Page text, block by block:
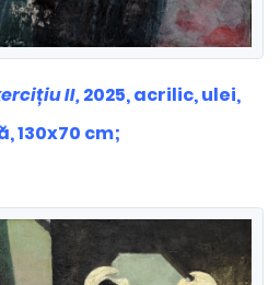
II,2025, acrilic, ulei,
130x70 cm;